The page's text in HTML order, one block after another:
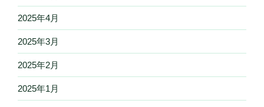
2025年4月
2025年3月
2025年2月
2025年1月